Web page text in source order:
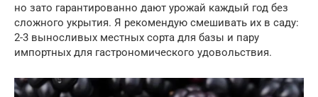
но зато гарантированно дают урожай каждый год без
сложного укрытия. Я рекомендую смешивать их в саду:
2-3 выносливых местных сорта для базы и пару
импортных для гастрономического удовольствия.